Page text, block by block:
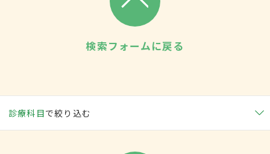
検索フォームに戻る
診療科目で絞り込む